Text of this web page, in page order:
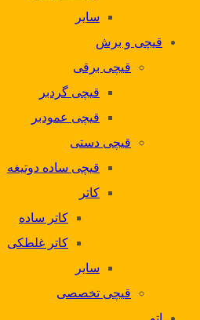
سایر
قیچی و برش
قیچی برقی
قیچی گردبر
قیچی عمودبر
قیچی دستی
قیچی ساده دوتیغه
کاتر
کاتر ساده
کاتر غلطکی
سایر
قیچی تخصصی